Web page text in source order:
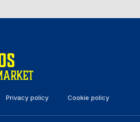
Privacy policy Cookie policy